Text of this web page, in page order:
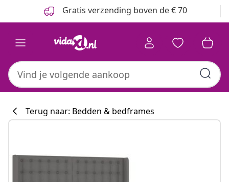
Gratis verzending boven de € 70
Terug naar: Bedden & bedframes